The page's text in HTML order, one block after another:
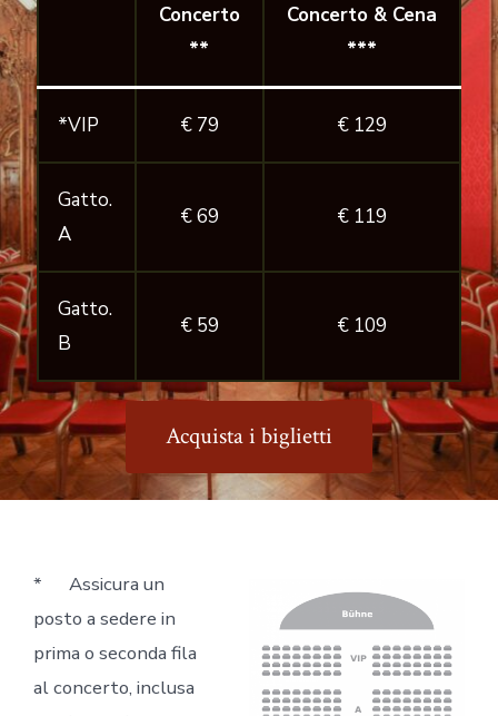
Concerto
**
Concerto & Cena
***
*VIP € 79 € 129
Gatto.
A
€ 69 € 119
Gatto.
B
€ 59 € 109
Acquista i biglietti
* Assicura un
posto a sedere in
prima o seconda fila
al concerto, inclusa